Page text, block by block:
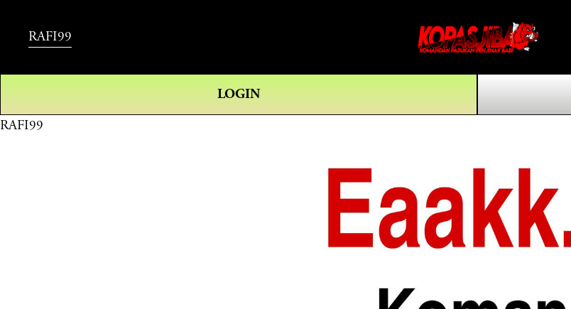
RAFI99
LOGIN
RAFI99